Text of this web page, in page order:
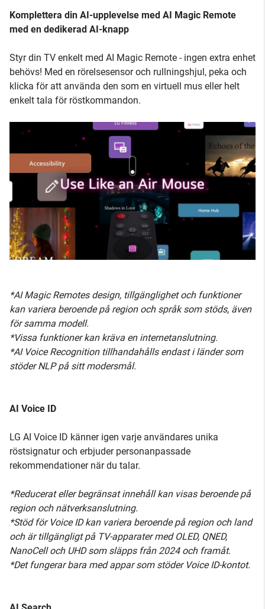
Komplettera din AI-upplevelse med AI Magic Remote
med en dedikerad AI-knapp
Styr din TV enkelt med AI Magic Remote - ingen extra enhet
behövs! Med en rörelsesensor och rullningshjul, peka och
klicka för att använda den som en virtuell mus eller helt
enkelt tala för röstkommandon.
*AI Magic Remotes design, tillgänglighet och funktioner
kan variera beroende på region och språk som stöds, även
för samma modell.
*Vissa funktioner kan kräva en internetanslutning.
*AI Voice Recognition tillhandahålls endast i länder som
stöder NLP på sitt modersmål.
AI Voice ID
LG AI Voice ID känner igen varje användares unika
röstsignatur och erbjuder personanpassade
rekommendationer när du talar.
*Reducerat eller begränsat innehåll kan visas beroende på
region och nätverksanslutning.
*Stöd för Voice ID kan variera beroende på region och land
och är tillgängligt på TV-apparater med OLED, QNED,
NanoCell och UHD som släpps från 2024 och framåt.
*Det fungerar bara med appar som stöder Voice ID-kontot.